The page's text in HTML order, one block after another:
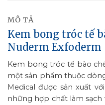
MÔ TẢ
Kem bong tróc tế
Nuderm Exfoderm
Kem bong tróc tế bào
một sản phẩm thuộc
Medical được sản xuất
những hợp chất làm sạch